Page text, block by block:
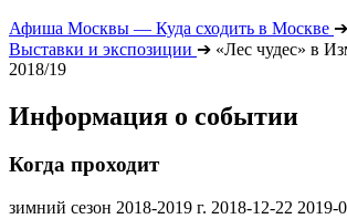
Афиша Москвы — Куда сходить в Москве ➔
Выставки и экспозиции ➔ «Лес чудес» в
2018/19
Информация о событии
Когда проходит
зимний сезон 2018-2019 г. 2018-12-22 2019-